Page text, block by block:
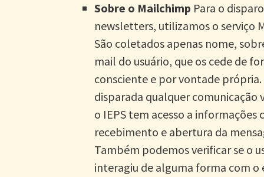
Sobre o Mailchimp Para o
newsletters, utilizamos o serviço
São coletados apenas nome,
mail do usuário, que os cede de
consciente e por vontade própria.
disparada qualquer comunicação
o IEPS tem acesso a informações
recebimento e abertura da
Também podemos verificar se o
interagiu de alguma forma com o